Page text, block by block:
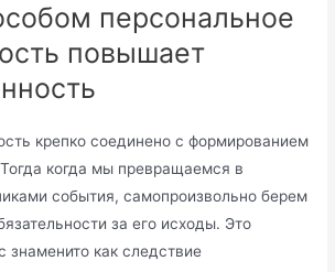
персональное
повышает
крепко соединено с формированием
когда мы превращаемся в
события, самопроизвольно берем
за его исходы. Это
знаменито как следствие